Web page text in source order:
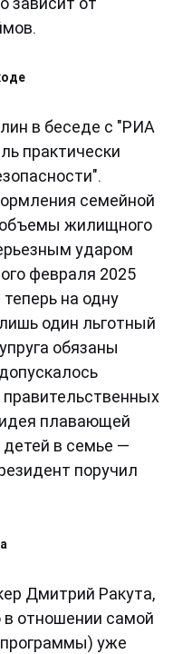
в беседе с "РИА
практически
семейной
жилищного
ударом
февраля 2025
на одну
один льготный
обязаны
плавающей
детей в семье —
поручил
Дмитрий Ракута,
в отношении самой
уже